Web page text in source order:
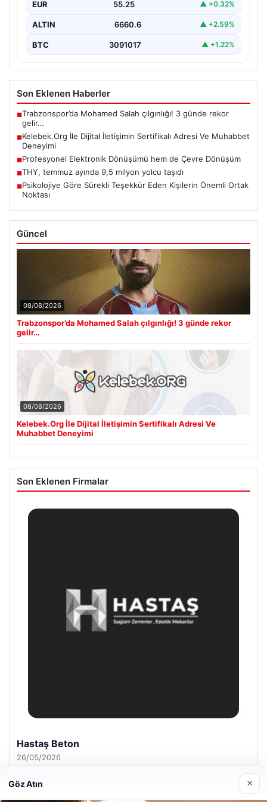
EUR 55.25 ▲ +0.32%
ALTIN 6660.6 ▲ +2.59%
BTC 3091017 ▲ +1.22%
Son Eklenen Haberler
■Trabzonspor’da Mohamed Salah çılgınlığı! 3 günde rekor
gelir…
■Kelebek.Org İle Dijital İletişimin Sertifikalı Adresi Ve Muhabbet
Deneyimi
■Profesyonel Elektronik Dönüşümü hem de Çevre Dönüşüm
■THY, temmuz ayında 9,5 milyon yolcu taşıdı
■Psikolojiye Göre Sürekli Teşekkür Eden Kişilerin Önemli Ortak
Noktası
Güncel
08/08/2026
Trabzonspor’da Mohamed Salah çılgınlığı! 3 günde rekor
gelir…
08/08/2026
Kelebek.Org İle Dijital İletişimin Sertifikalı Adresi Ve
Muhabbet Deneyimi
Son Eklenen Firmalar
Hastaş Beton
26/05/2026
Göz Atın ×